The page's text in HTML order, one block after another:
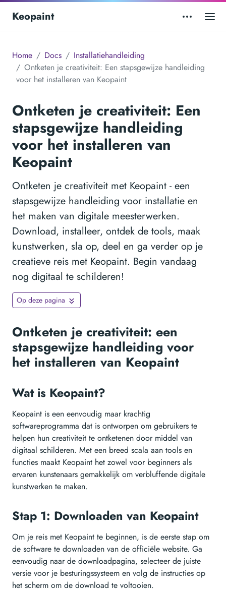
Keopaint
Home Docs
Installatiehandleiding
Ontketen je creativiteit: Een stapsgewijze handleiding
voor het installeren van Keopaint
Ontketen je creativiteit: Een
stapsgewijze handleiding
voor het installeren van
Keopaint
Ontketen je creativiteit met Keopaint - een
stapsgewijze handleiding voor installatie en
het maken van digitale meesterwerken.
Download, installeer, ontdek de tools, maak
kunstwerken, sla op, deel en ga verder op je
creatieve reis met Keopaint. Begin vandaag
nog digitaal te schilderen!
Op deze pagina
Ontketen je creativiteit: een
stapsgewijze handleiding voor
het installeren van Keopaint
Wat is Keopaint?
Keopaint is een eenvoudig maar krachtig
softwareprogramma dat is ontworpen om gebruikers te
helpen hun creativiteit te ontketenen door middel van
digitaal schilderen. Met een breed scala aan tools en
functies maakt Keopaint het zowel voor beginners als
ervaren kunstenaars gemakkelijk om verbluffende digitale
kunstwerken te maken.
Stap 1: Downloaden van Keopaint
Om je reis met Keopaint te beginnen, is de eerste stap om
de software te downloaden van de officiële website. Ga
eenvoudig naar de downloadpagina, selecteer de juiste
versie voor je besturingssysteem en volg de instructies op
het scherm om de download te voltooien.